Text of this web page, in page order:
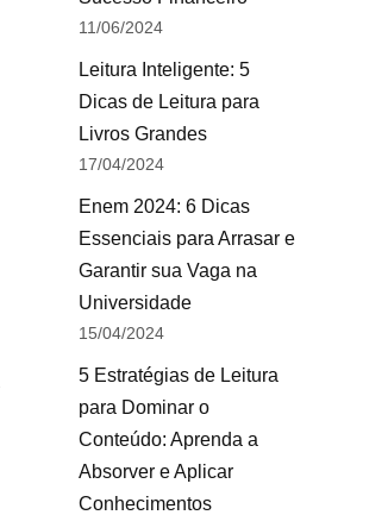
11/06/2024
Leitura Inteligente: 5
Dicas de Leitura para
Livros Grandes
17/04/2024
Enem 2024: 6 Dicas
Essenciais para Arrasar e
Garantir sua Vaga na
Universidade
15/04/2024
5 Estratégias de Leitura
para Dominar o
Conteúdo: Aprenda a
Absorver e Aplicar
Conhecimentos